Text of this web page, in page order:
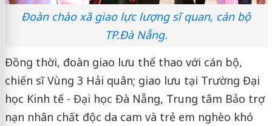
Đoàn chào xã giao lực lượng sĩ quan, cán bộ
TP.Đà Nẵng.
Đồng thời, đoàn giao lưu thể thao với cán bộ,
chiến sĩ Vùng 3 Hải quân; giao lưu tại Trường Đại
học Kinh tế - Đại học Đà Nẵng, Trung tâm Bảo trợ
nạn nhân chất độc da cam và trẻ em nghèo khó